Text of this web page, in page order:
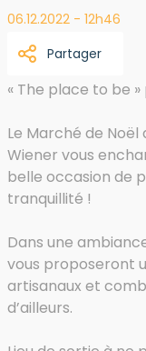
06.12.2022 - 12h46
Partager
« The place to be
Le Marché de
Wiener vous
belle occasion de
tranquillité !
Dans une
vous proposeront
artisanaux et
d’ailleurs.